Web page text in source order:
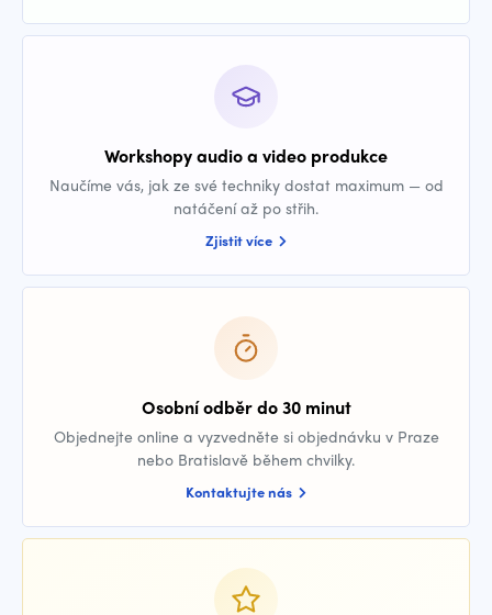
Workshopy audio a video produkce
Naučíme vás, jak ze své techniky dostat maximum — od
natáčení až po střih.
Zjistit více
Osobní odběr do 30 minut
Objednejte online a vyzvedněte si objednávku v Praze
nebo Bratislavě během chvilky.
Kontaktujte nás